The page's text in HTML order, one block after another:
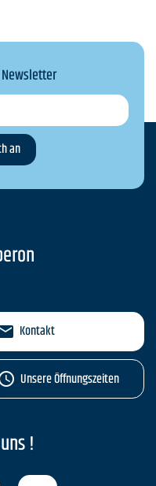
Kontakt
Unsere Öffnungszeiten
!